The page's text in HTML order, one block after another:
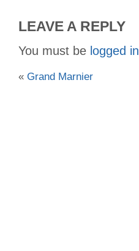
LEAVE A REPLY
You must be logged in
« Grand Marnier